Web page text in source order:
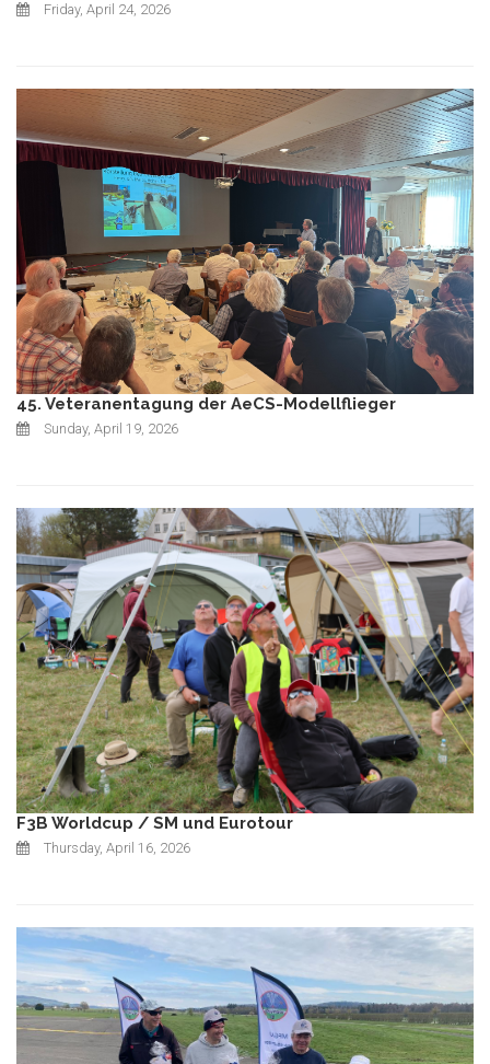
Friday, April 24, 2026
45. Veteranentagung der AeCS-Modellflieger
Sunday, April 19, 2026
F3B Worldcup / SM und Eurotour
Thursday, April 16, 2026